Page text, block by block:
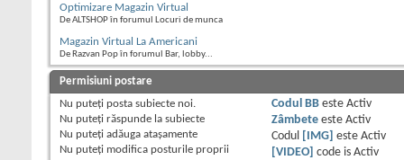
Optimizare Magazin Virtual
De ALTSHOP în forumul Locuri de munca
Magazin Virtual La Americani
De Razvan Pop în forumul Bar, lobby...
Permisiuni postare
Nu puteţi posta subiecte noi.
Nu puteţi răspunde la subiecte
Nu puteţi adăuga ataşamente
Nu puteţi modifica posturile proprii
Codul BBeste Activ
Zâmbeteeste Activ
Codul
[IMG] este Activ
[VIDEO]
code is Activ